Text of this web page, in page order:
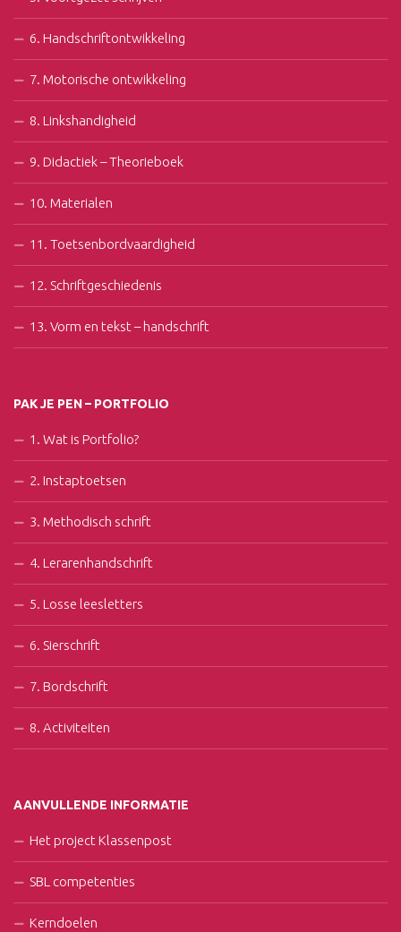
6. Handschriftontwikkeling
7. Motorische ontwikkeling
8. Linkshandigheid
9. Didactiek – Theorieboek
10. Materialen
11. Toetsenbordvaardigheid
12. Schriftgeschiedenis
13. Vorm en tekst – handschrift
PAK JE PEN – PORTFOLIO
1. Wat is Portfolio?
2. Instaptoetsen
3. Methodisch schrift
4. Lerarenhandschrift
5. Losse leesletters
6. Sierschrift
7. Bordschrift
8. Activiteiten
AANVULLENDE INFORMATIE
Het project Klassenpost
SBL competenties
Kerndoelen